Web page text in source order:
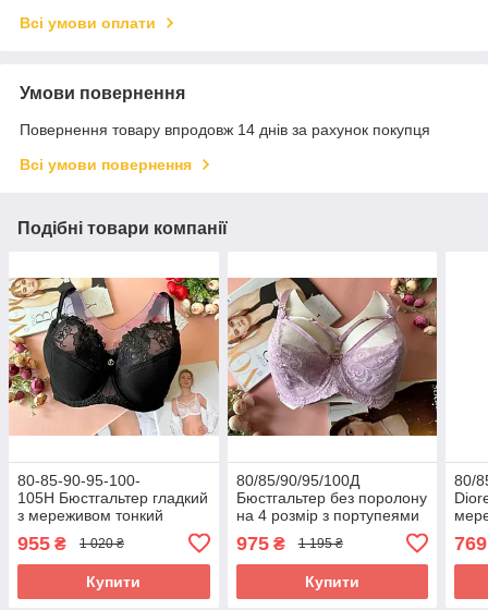
Всі умови оплати
Умови повернення
Повернення товару впродовж 14 днів за рахунок покупця
Всі умови повернення
Подібні товари компанії
80-85-90-95-100-
105H Бюстгальтер гладкий
з мереживом тонкий
955 ₴ 1 020 ₴
Купити
80/85/90/95/100Д
Бюстгальтер без поролону
на 4 розмір з портупеями
975₴ 1 195 ₴
Купити
80/
769